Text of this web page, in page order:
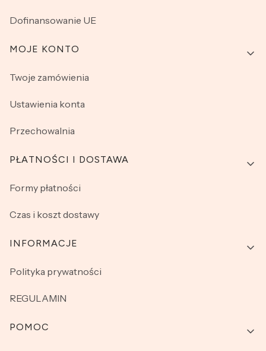
Dofinansowanie UE
MOJE KONTO
Twoje zamówienia
Ustawienia konta
Przechowalnia
PŁATNOŚCI I DOSTAWA
Formy płatności
Czas i koszt dostawy
INFORMACJE
Polityka prywatności
REGULAMIN
POMOC